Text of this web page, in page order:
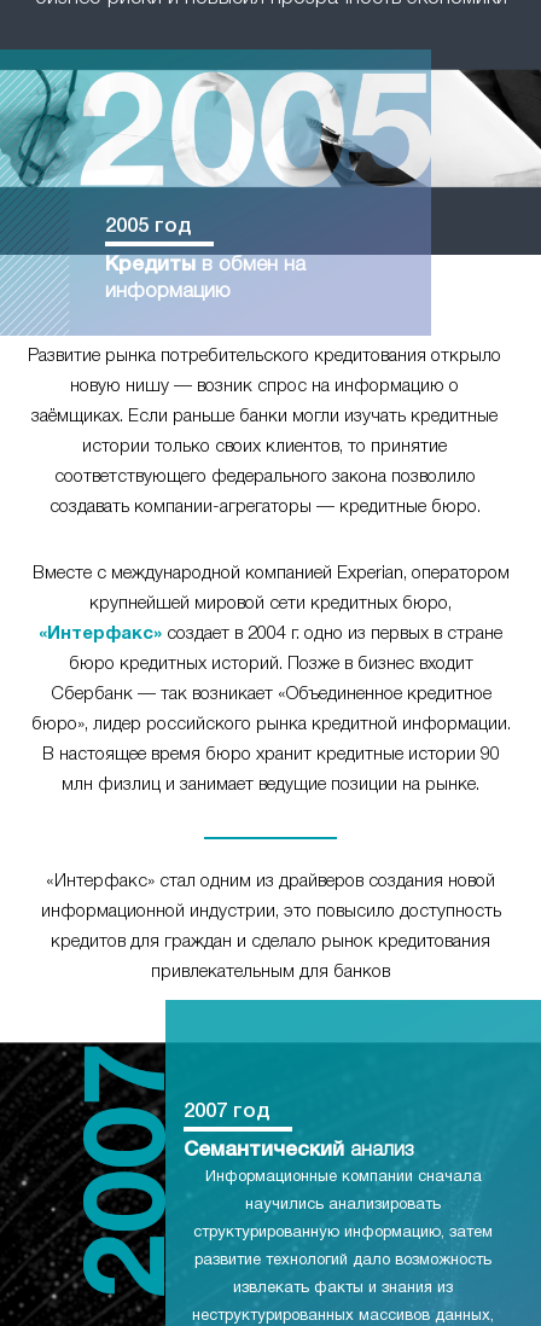
2005 год
Кредиты в обмен на
информацию
Развитие рынка потребительского кредитования открыло
новую нишу — возник спрос на информацию о
заёмщиках. Если раньше банки могли изучать кредитные
истории только своих клиентов, то принятие
соответствующего федерального закона позволило
создавать компании-агрегаторы — кредитные бюро.
Вместе с международной компанией Experian, оператором
крупнейшей мировой сети кредитных бюро,
«Интерфакс» создает в 2004 г. одно из первых в стране
бюро кредитных историй. Позже в бизнес входит
Сбербанк — так возникает «Объединенное кредитное
бюро», лидер российского рынка кредитной информации.
В настоящее время бюро хранит кредитные истории 90
млн физлиц и занимает ведущие позиции на рынке.
«Интерфакс» стал одним из драйверов создания новой
информационной индустрии, это повысило доступность
кредитов для граждан и сделало рынок кредитования
привлекательным для банков
2007 год
Семантический анализ
Информационные компании сначала
научились анализировать
структурированную информацию, затем
развитие технологий дало возможность
извлекать факты и знания из
неструктурированных массивов данных,